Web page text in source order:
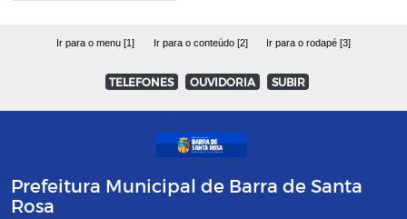
Ir para o menu [1] Ir para o conteúdo [2] Ir para o rodapé [3]
TELEFONES OUVIDORIA SUBIR
Prefeitura Municipal de Barra de Santa
Rosa